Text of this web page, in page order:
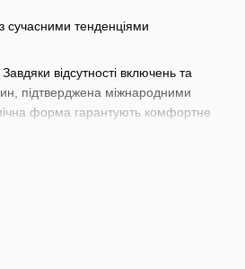
сучасними тенденціями
відсутності включень та
підтверджена міжнародними
форма гарантують комфортне